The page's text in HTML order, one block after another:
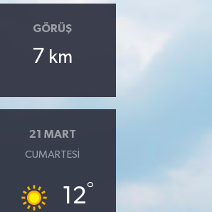
GÖRÜŞ
7 km
21 MART
CUMARTESI
12°